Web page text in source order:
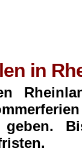
in
geben.